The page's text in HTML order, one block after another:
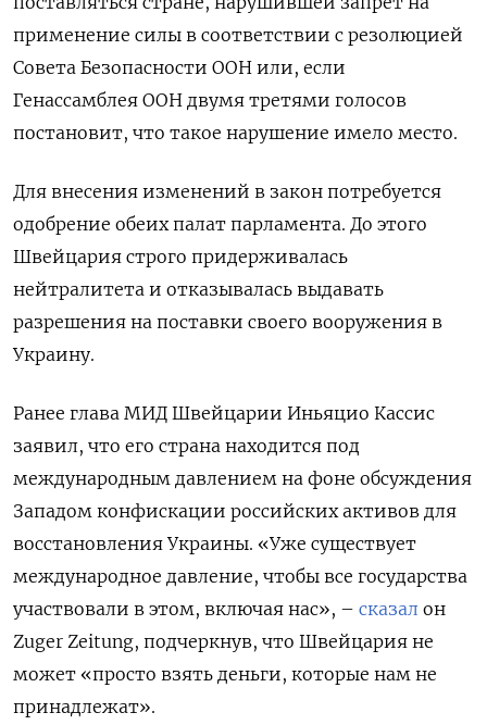
применение силы в соответствии с резолюцией
Совета Безопасности ООН или, если
Генассамблея ООН двумя третями голосов
постановит, что такое нарушение имело место.
Для внесения изменений в закон потребуется
одобрение обеих палат парламента. До этого
Швейцария строго придерживалась
нейтралитета и отказывалась выдавать
разрешения на поставки своего вооружения в
Украину.
Ранее глава МИД Швейцарии Иньяцио Кассис
заявил, что его страна находится под
международным давлением на фоне обсуждения
Западом конфискации российских активов для
восстановления Украины. «Уже существует
международное давление, чтобы все государства
участвовали в этом, включая нас», – сказал он
Zuger Zeitung, подчеркнув, что Швейцария не
может «просто взять деньги, которые нам не
принадлежат».